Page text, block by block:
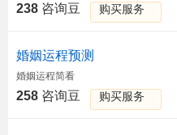
238 咨询豆 购买服务
婚姻运程预测
婚姻运程简看
258 咨询豆 购买服务